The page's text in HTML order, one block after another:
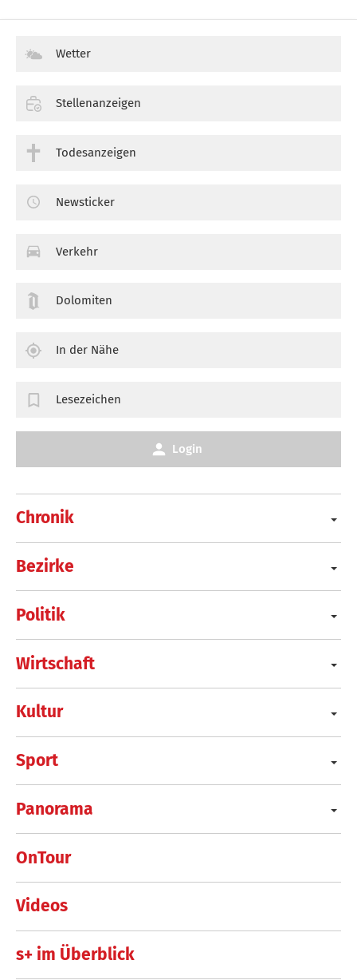
Chronik
Bezirke
Politik
Wirtschaft
Kultur
Sport
Panorama
OnTour
Videos
s+ im Überblick
Wetter
Stellenanzeigen
Todesanzeigen
Newsticker
Verkehr
Dolomiten
In der Nähe
Lesezeichen
Login